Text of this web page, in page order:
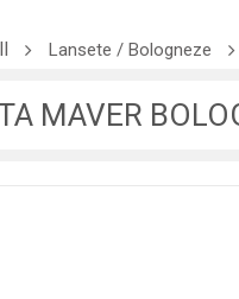
Lansete / Bologneze
MAVER